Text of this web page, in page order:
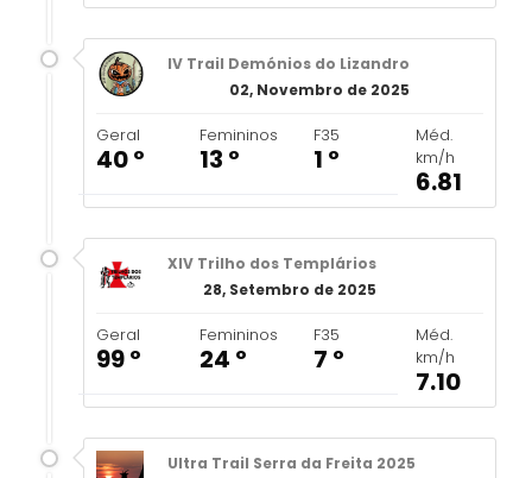
IV Trail Demónios do Lizandro
02, Novembro de 2025
Geral
40 º
Femininos
13 º
F35
1 º
Méd.
km/h
6.81
XIV Trilho dos Templários
28, Setembro de 2025
Geral
99 º
Femininos
24 º
F35
7 º
Méd.
km/h
7.10
Ultra Trail Serra da Freita 2025